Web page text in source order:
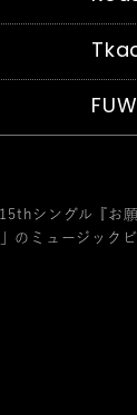
シングル『お
のミュージック